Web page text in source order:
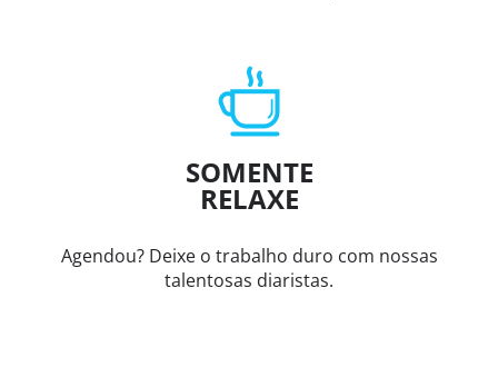
SOMENTE
RELAXE
Agendou? Deixe o trabalho duro com nossas
talentosas diaristas.